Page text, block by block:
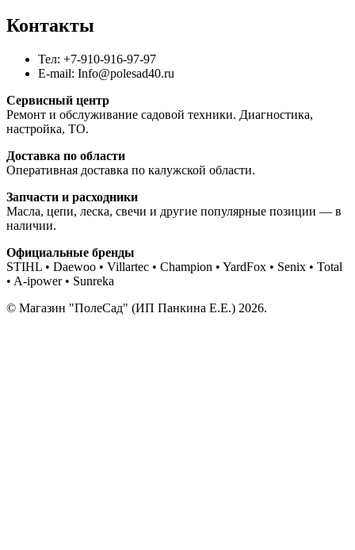
Контакты
Тел: +7-910-916-97-97
E-mail: Info@polesad40.ru
Сервисный центр
Ремонт и обслуживание садовой техники. Диагностика,
настройка, ТО.
Доставка по области
Оперативная доставка по калужской области.
Запчасти и расходники
Масла, цепи, леска, свечи и другие популярные позиции — в
наличии.
Официальные бренды
STIHL • Daewoo • Villartec • Champion • YardFox • Senix • Total
• A-ipower • Sunreka
© Магазин "ПолеСад" (ИП Панкина Е.Е.) 2026.